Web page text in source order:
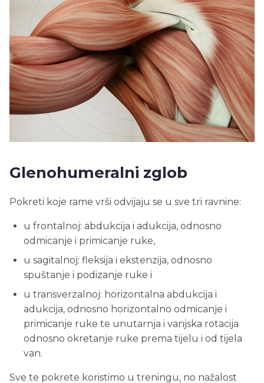
Glenohumeralni zglob
Pokreti koje rame vrši odvijaju se u sve tri ravnine:
u frontalnoj: abdukcija i adukcija, odnosno
odmicanje i primicanje ruke,
u sagitalnoj: fleksija i ekstenzija, odnosno
spuštanje i podizanje ruke i
u transverzalnoj: horizontalna abdukcija i
adukcija, odnosno horizontalno odmicanje i
primicanje ruke te unutarnja i vanjska rotacija
odnosno okretanje ruke prema tijelu i od tijela
van.
Sve te pokrete koristimo u treningu, no nažalost